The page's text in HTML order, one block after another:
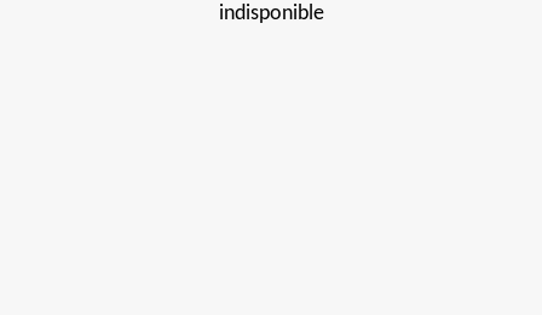
indisponible